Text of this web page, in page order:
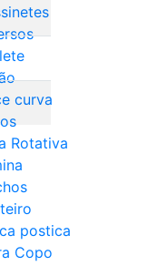
curva
Rotativa
postica
Copo